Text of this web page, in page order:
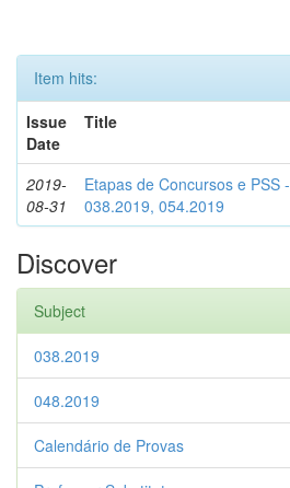
Item hits:
Issue
Date
Title
2019-
08-31
Etapas de Concursos e PSS -
038.2019, 054.2019
Discover
Subject
038.2019
048.2019
Calendário de Provas